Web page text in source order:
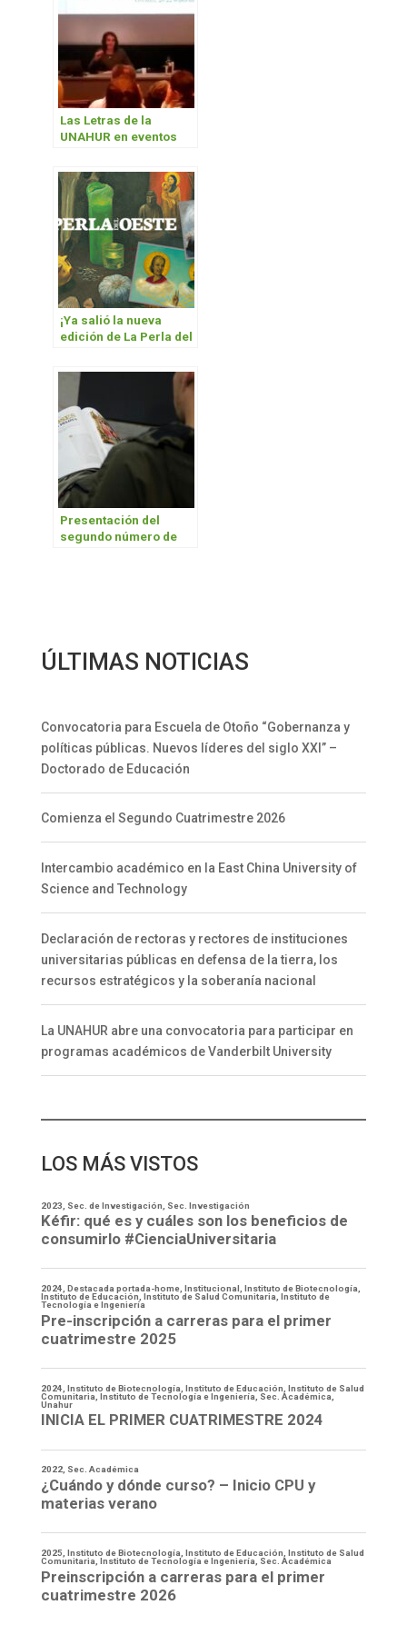
Las Letras de la
UNAHUR en eventos
¡Ya salió la nueva
edición de La Perla del
Presentación del
segundo número de
ÚLTIMAS NOTICIAS
Convocatoria para Escuela de Otoño “Gobernanza y
políticas públicas. Nuevos líderes del siglo XXI” –
Doctorado de Educación
Comienza el Segundo Cuatrimestre 2026
Intercambio académico en la East China University of
Science and Technology
Declaración de rectoras y rectores de instituciones
universitarias públicas en defensa de la tierra, los
recursos estratégicos y la soberanía nacional
La UNAHUR abre una convocatoria para participar en
programas académicos de Vanderbilt University
LOS MÁS VISTOS